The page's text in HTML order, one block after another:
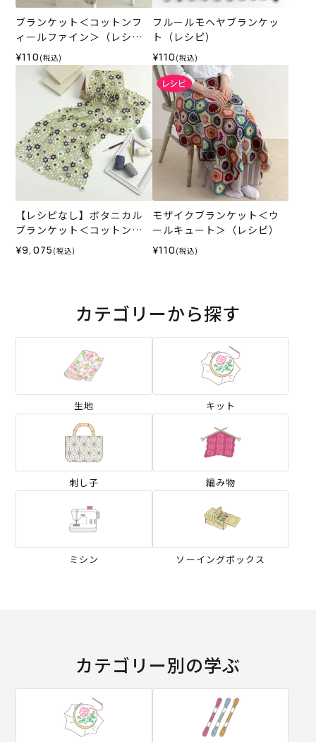
ブランケット＜コットンフ
ィールファイン＞（レシ
ピ）
¥110 (税込)
フルールモヘヤブランケッ
ト（レシピ）
¥110 (税込)
【レシピなし】ボタニカル
ブランケット＜コットンフ
ィールファイン08A＞（編み
物 材料セット）
¥9,075 (税込)
モザイクブランケット＜ウ
ールキュート＞（レシピ）
¥110 (税込)
カテゴリーから探す
生地 キット
刺し子 編み物
ミシン ソーイングボックス
カテゴリー別の学ぶ